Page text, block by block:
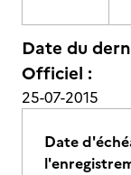
Date du
Officiel :
25-07-2015
Date